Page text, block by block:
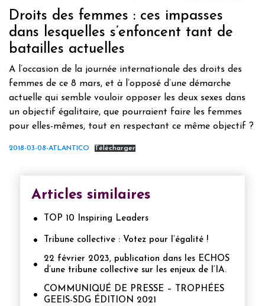
Droits des femmes : ces impasses
dans lesquelles s’enfoncent tant de
batailles actuelles
A l’occasion de la journée internationale des droits des
femmes de ce 8 mars, et à l’opposé d’une démarche
actuelle qui semble vouloir opposer les deux sexes dans
un objectif égalitaire, que pourraient faire les femmes
pour elles-mêmes, tout en respectant ce même objectif ?
2018-03-08-ATLANTICO Télécharger
Articles similaires
TOP 10 Inspiring Leaders
Tribune collective : Votez pour l’égalité !
22 février 2023, publication dans les ECHOS
d’une tribune collective sur les enjeux de l’IA.
COMMUNIQUÉ DE PRESSE – TROPHÉES
GEEIS-SDG ÉDITION 2021